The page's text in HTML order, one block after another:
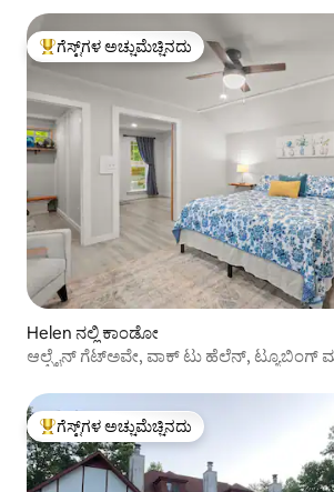
ಗೆಸ್ಟ್‌ಗಳಿಗೆ ಅತಿ ಹೆಚ್ಚು ಅಚ್ಚುಮೆಚ್ಚಿನದು
ಗೆಸ್ಟ್‌ಗಳ ಅಚ್ಚುಮೆಚ್ಚಿನದು
Helen ನಲ್ಲಿ ಕಾಂಡೋ
ಆಲ್ಪೈನ್ ಗೆಟ್ಅವೇ, ವಾಕ್ ಟು ಹೆಲೆನ್, ಟ್ಯೂಬಿಂಗ್
ಗೆಸ್ಟ್‌ಗಳಿಗೆ ಅತಿ ಹೆಚ್ಚು ಅಚ್ಚುಮೆಚ್ಚಿನದು
ಗೆಸ್ಟ್‌ಗಳ ಅಚ್ಚುಮೆಚ್ಚಿನದು